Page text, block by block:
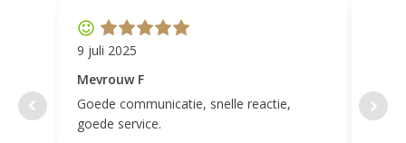
9 juli 2025
Mevrouw F
Goede communicatie, snelle reactie,
goede service.
door